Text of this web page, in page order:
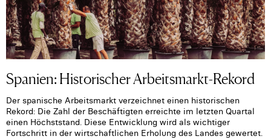
Spanien: Historischer Arbeitsmarkt-Rekord
Der spanische Arbeitsmarkt verzeichnet einen historischen
Rekord: Die Zahl der Beschäftigten erreichte im letzten Quartal
einen Höchststand. Diese Entwicklung wird als wichtiger
Fortschritt in der wirtschaftlichen Erholung des Landes gewertet.